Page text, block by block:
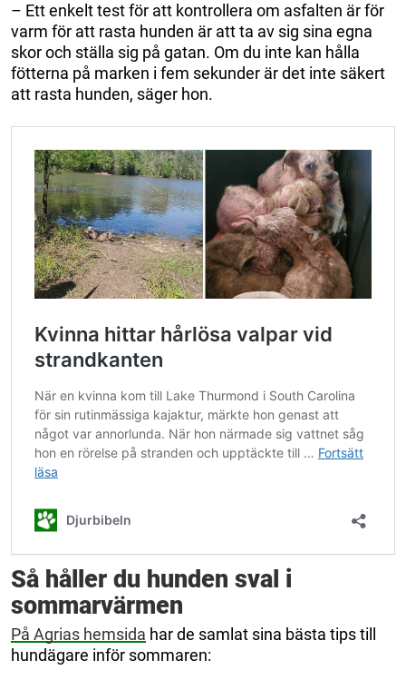
– Ett enkelt test för att kontrollera om asfalten är för
varm för att rasta hunden är att ta av sig sina egna
skor och ställa sig på gatan. Om du inte kan hålla
fötterna på marken i fem sekunder är det inte säkert
att rasta hunden, säger hon.
Så håller du hunden sval i
sommarvärmen
På Agrias hemsida har de samlat sina bästa tips till
hundägare inför sommaren: